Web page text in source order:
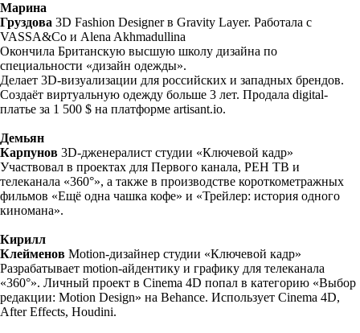
Марина
Груздова 3D Fashion Designer в Gravity Layer. Работала с
VASSA&Co и Alena Akhmadullina
Окончила Британскую высшую школу дизайна по
специальности «дизайн одежды».
Делает 3D-визуализации для российских и западных брендов.
Создаёт виртуальную одежду больше 3 лет. Продала digital-
платье за 1 500 $ на платформе artisant.io.
Демьян
Карпунов 3D-дженералист студии «Ключевой кадр»
Участвовал в проектах для Первого канала, РЕН ТВ и
телеканала «360°», а также в производстве короткометражных
фильмов «Ещё одна чашка кофе» и «Трейлер: история одного
киномана».
Кирилл
Клейменов Motion-дизайнер студии «Ключевой кадр»
Разрабатывает motion-айдентику и графику для телеканала
«360°». Личный проект в Cinema 4D попал в категорию «Выбор
редакции: Motion Design» на Behance. Использует Cinema 4D,
After Effects, Houdini.